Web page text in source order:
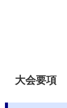
大会要項